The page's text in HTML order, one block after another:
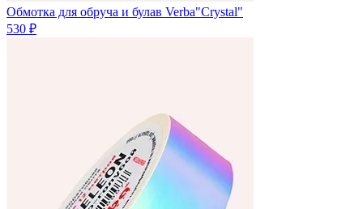
Обмотка для обруча и булав Verba"Crystal"
530 ₽